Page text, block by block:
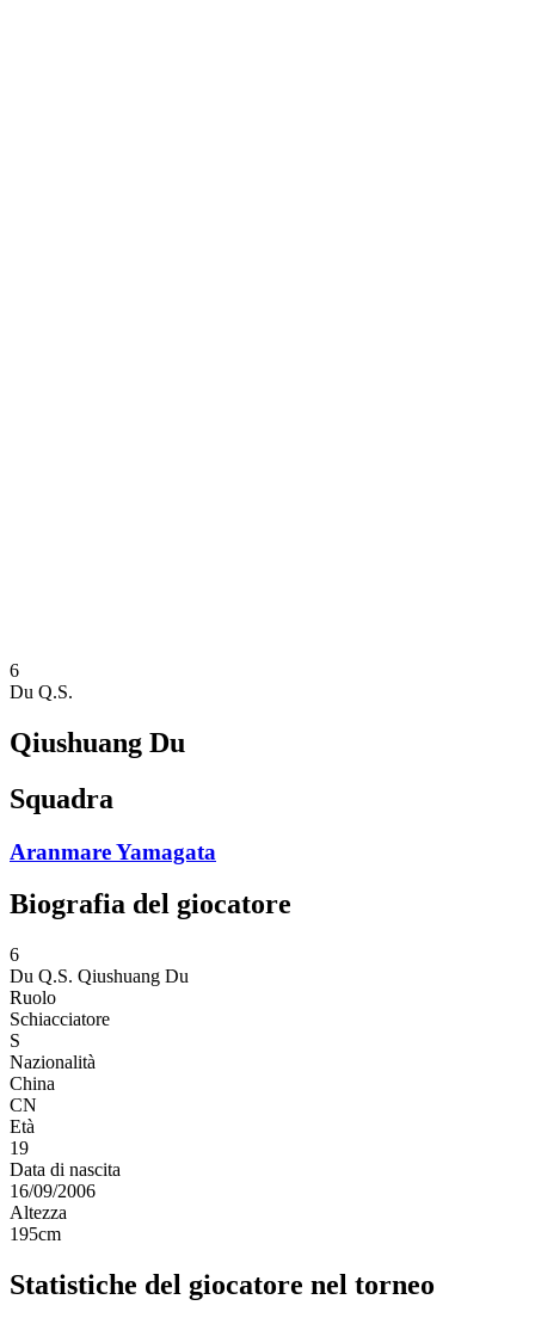
6
Du Q.S.
Qiushuang Du
Squadra
Aranmare Yamagata
Biografia del giocatore
6
Du Q.S. Qiushuang Du
Ruolo
Schiacciatore
S
Nazionalità
China
CN
Età
19
Data di nascita
16/09/2006
Altezza
195cm
Statistiche del giocatore nel torneo